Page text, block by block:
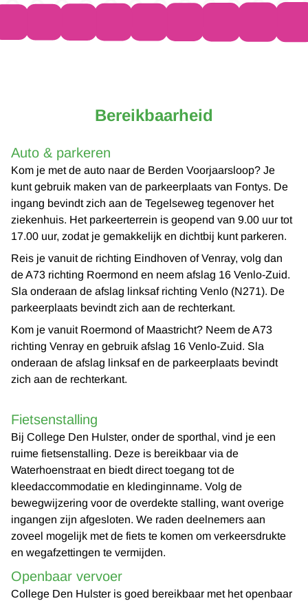
Bereikbaarheid
Auto & parkeren
Kom je met de auto naar de Berden Voorjaarsloop? Je
kunt gebruik maken van de parkeerplaats van Fontys. De
ingang bevindt zich aan de Tegelseweg tegenover het
ziekenhuis. Het parkeerterrein is geopend van 9.00 uur tot
17.00 uur, zodat je gemakkelijk en dichtbij kunt parkeren.
Reis je vanuit de richting Eindhoven of Venray, volg dan
de A73 richting Roermond en neem afslag 16 Venlo-Zuid.
Sla onderaan de afslag linksaf richting Venlo (N271). De
parkeerplaats bevindt zich aan de rechterkant.
Kom je vanuit Roermond of Maastricht? Neem de A73
richting Venray en gebruik afslag 16 Venlo-Zuid. Sla
onderaan de afslag linksaf en de parkeerplaats bevindt
zich aan de rechterkant.
Fietsenstalling
Bij College Den Hulster, onder de sporthal, vind je een
ruime fietsenstalling. Deze is bereikbaar via de
Waterhoenstraat en biedt direct toegang tot de
kleedaccommodatie en kledinginname. Volg de
bewegwijzering voor de overdekte stalling, want overige
ingangen zijn afgesloten. We raden deelnemers aan
zoveel mogelijk met de fiets te komen om verkeersdrukte
en wegafzettingen te vermijden.
Openbaar vervoer
College Den Hulster is goed bereikbaar met het openbaar